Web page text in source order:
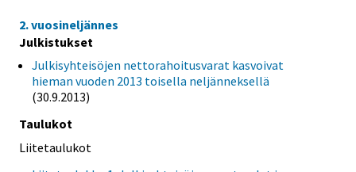
2. vuosineljännes
Julkistukset
Julkisyhteisöjen nettorahoitusvarat kasvoivat
hieman vuoden 2013 toisella neljänneksellä
(30.9.2013)
Taulukot
Liitetaulukot